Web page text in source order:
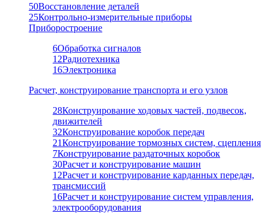
50Восстановление деталей
25Контрольно-измерительные приборы
Приборостроение
6Обработка сигналов
12Радиотехника
16Электроника
Расчет, конструирование транспорта и его узлов
28Конструирование ходовых частей, подвесок,
движителей
32Конструирование коробок передач
21Конструирование тормозных систем, сцепления
7Конструирование раздаточных коробок
30Расчет и конструирование машин
12Расчет и конструирование карданных передач,
трансмиссий
16Расчет и конструирование систем управления,
электрооборудования